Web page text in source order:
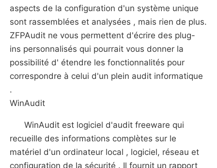
aspects de la configuration d'un système unique
sont rassemblées et analysées , mais rien de plus.
ZFPAudit ne vous permettent d'écrire des plug-
ins personnalisés qui pourrait vous donner la
possibilité d' étendre les fonctionnalités pour
correspondre à celui d'un plein audit informatique
.
WinAudit
WinAudit est logiciel d'audit freeware qui
recueille des informations complètes sur le
matériel d'un ordinateur local , logiciel, réseau et
configuration de la sécurité . Il fournit un rapport